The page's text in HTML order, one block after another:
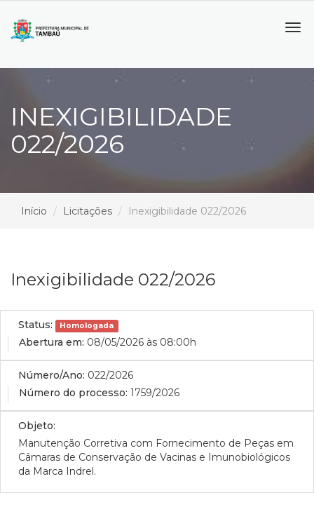
INEXIGIBILIDADE
022/2026
Início Licitações Inexigibilidade 022/2026
Inexigibilidade 022/2026
Status: Homologada
Abertura em: 08/05/2026 às 08:00h
Número/Ano: 022/2026
Número do processo: 1759/2026
Objeto:
Manutenção Corretiva com Fornecimento de Peças em
Câmaras de Conservação de Vacinas e Imunobiológicos
da Marca Indrel.